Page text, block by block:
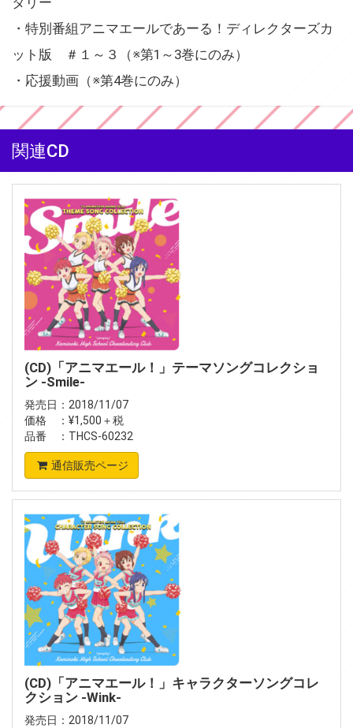
・特別番組アニマエールであーる！ディレクターズカ
ット版 ＃１～３（※第1～3巻にのみ）
・応援動画（※第4巻にのみ）
関連CD
(CD)「アニマエール！」テーマソングコレクショ
ン -Smile-
発売日：2018/11/07
価格 ：¥1,500＋税
品番 ：THCS-60232
通信販売ページ
(CD)「アニマエール！」キャラクターソングコレ
クション -Wink-
発売日：2018/11/07